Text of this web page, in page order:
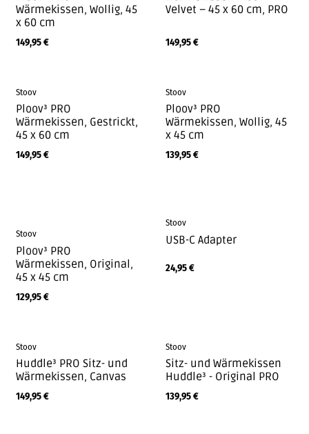
Wärmekissen, Wollig, 45
x 60 cm
149,95€
Velvet – 45 x 60 cm, PRO
149,95€
Stoov
Ploov³ PRO
Wärmekissen, Gestrickt,
45 x 60 cm
149,95€
Stoov
Ploov³ PRO
Wärmekissen, Wollig, 45
x 45 cm
139,95€
Stoov
Ploov³ PRO
Wärmekissen, Original,
45 x 45 cm
129,95€
Stoov
USB-C Adapter
24,95€
Stoov
Huddle³ PRO Sitz- und
Wärmekissen, Canvas
149,95€
Stoov
Sitz- und Wärmekissen
Huddle³ - Original PRO
139,95€